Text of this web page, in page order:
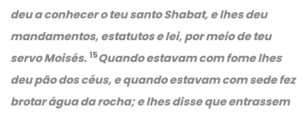
deu a conhecer o teu santo Shabat, e lhes deu
mandamentos, estatutos e lei, por meio de teu
servo Moisés.15Quando estavam com fome lhes
deu pão dos céus, e quando estavam com sede fez
brotar água da rocha; e lhes disse que entrassem